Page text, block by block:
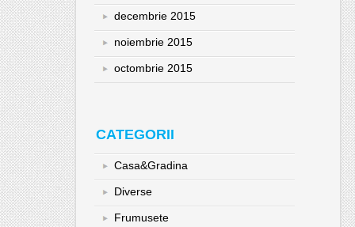
decembrie 2015
noiembrie 2015
octombrie 2015
CATEGORII
Casa&Gradina
Diverse
Frumusete